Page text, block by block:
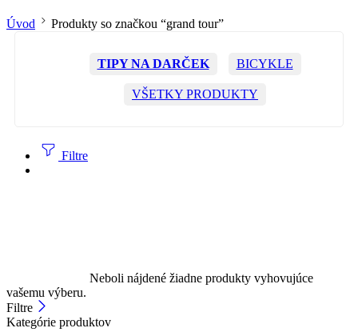
Úvod Produkty so značkou “grand tour”
TIPY NA DARČEK BICYKLE
VŠETKY PRODUKTY
Filtre
Neboli nájdené žiadne produkty vyhovujúce
vašemu výberu.
Filtre
Kategórie produktov